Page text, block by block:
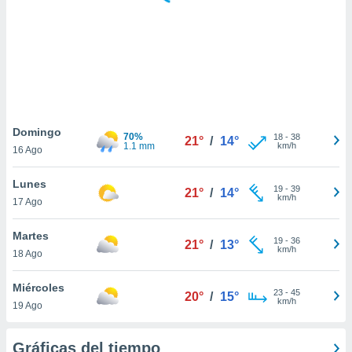
únicos
similares
como
IP
posible
traten tus
en
Para
Domingo
16 Ago
70%
1.1 mm
21° / 14° 18- 38
km/h
Lunes
17 Ago
21° / 14° 19- 39
km/h
Martes
18 Ago
21° / 13° 19- 36
km/h
Miércoles
19 Ago
20° / 15° 23- 45
km/h
Gráficas del tiempo